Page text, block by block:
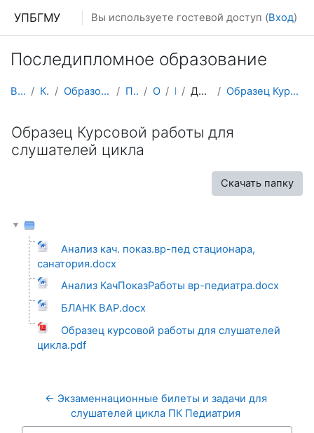
УПБГМУ Вы используете гостевой доступ (Вход)
Последипломное образование
В начало Кафедры Образование 2025-2026 уч.год Педиатрии О курсе ИПО ДПП Педиатрия Образец Курсовой работы для слушателей цикла
Образец Курсовой работы для
слушателей цикла
Скачать папку
Анализ кач. показ.вр-пед стационара,
санатория.docx
Анализ КачПоказРаботы вр-педиатра.docx
БЛАНК ВАР.docx
Образец курсовой работы для слушателей
цикла.pdf
← Экзаменнационные билеты и задачи для
слушателей цикла ПК Педиатрия